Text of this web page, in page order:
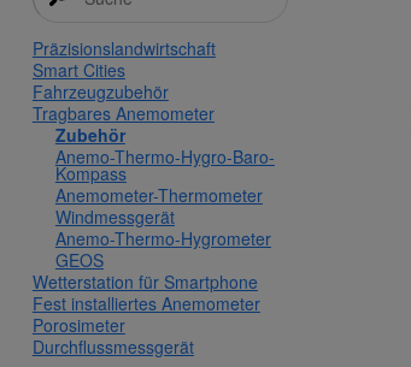
Präzisionslandwirtschaft
Smart Cities
Fahrzeugzubehör
Tragbares Anemometer
Zubehör
Anemo-Thermo-Hygro-Baro-
Kompass
Anemometer-Thermometer
Windmessgerät
Anemo-Thermo-Hygrometer
GEOS
Wetterstation für Smartphone
Fest installiertes Anemometer
Porosimeter
Durchflussmessgerät